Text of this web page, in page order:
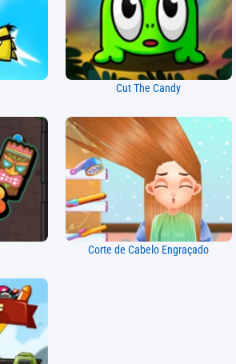
Cut The Candy
Corte de Cabelo Engraçado